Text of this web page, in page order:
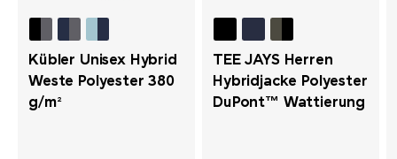
Kübler Unisex Hybrid
Weste Polyester 380
g/m²
TEE JAYS Herren
Hybridjacke Polyester
DuPont™ Wattierung